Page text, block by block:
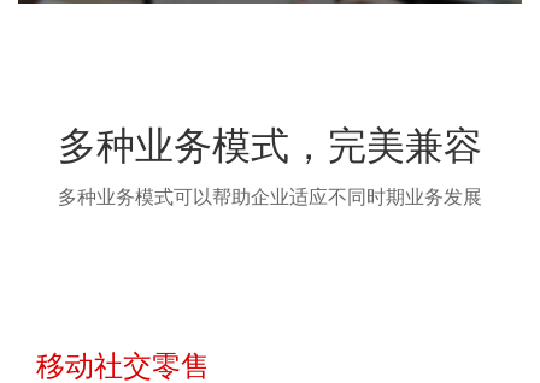
多种业务模式，完美兼容
多种业务模式可以帮助企业适应不同时期业务发展
移动社交零售